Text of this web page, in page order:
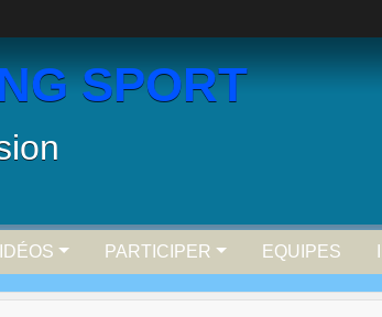
SPORT
PARTICIPER EQUIPES